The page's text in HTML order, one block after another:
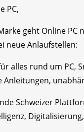
PC,
geht Online
neue Anlaufstellen:
alles rund um
Schweizer